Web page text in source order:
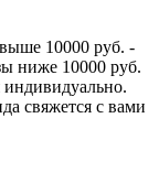
10000 руб. -
ниже 10000 руб.
индивидуально.
свяжется с вами